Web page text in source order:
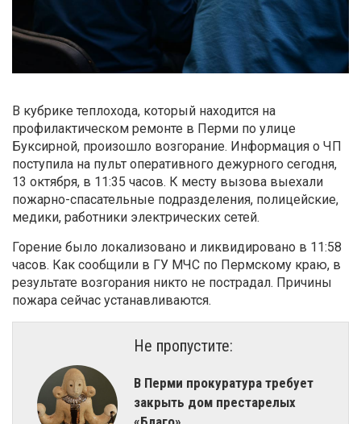
В кубрике теплохода, который находится на
профилактическом ремонте в Перми по улице
Буксирной, произошло возгорание. Информация о ЧП
поступила на пульт оперативного дежурного сегодня,
13 октября, в 11:35 часов. К месту вызова выехали
пожарно-спасательные подразделения, полицейские,
медики, работники электрических сетей.
Горение было локализовано и ликвидировано в 11:58
часов. Как сообщили в ГУ МЧС по Пермскому краю, в
результате возгорания никто не пострадал. Причины
пожара сейчас устанавливаются.
Не пропустите:
В Перми прокуратура требует
закрыть дом престарелых